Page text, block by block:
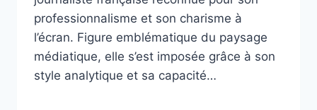
professionnalisme et son charisme à
l’écran. Figure emblématique du paysage
médiatique, elle s’est imposée grâce à son
style analytique et sa capacité…